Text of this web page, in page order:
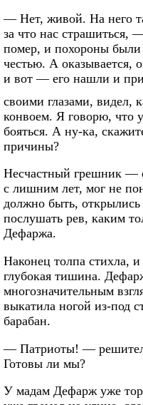
— Нет, живой. На него
за что нас страшиться,
помер, и похороны были
честью. А оказывается,
и вот — его нашли и
своими глазами, видел,
конвоем. Я говорю, что
бояться. А ну-ка,
причины?
Несчастный грешник —
с лишним лет, мог не
должно быть,
послушать рев, каким
Дефаржа.
Наконец толпа стихла,
глубокая тишина.
многозначительным
выкатила ногой из-под
барабан.
— Патриоты! —
Готовы ли мы?
У мадам Дефарж уже